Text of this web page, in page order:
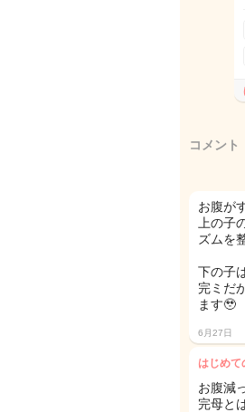
コメント
お腹が
上の子
ズムを
下の子
完ミだ
ます🥹
6月27日
はじめて
お腹減
完母と